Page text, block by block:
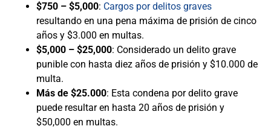
$750 – $5,000: Cargos por delitos graves
resultando en una pena máxima de prisión de cinco
años y $3.000 en multas.
$5,000 – $25,000: Considerado un delito grave
punible con hasta diez años de prisión y $10.000 de
multa.
Más de $25.000: Esta condena por delito grave
puede resultar en hasta 20 años de prisión y
$50,000 en multas.